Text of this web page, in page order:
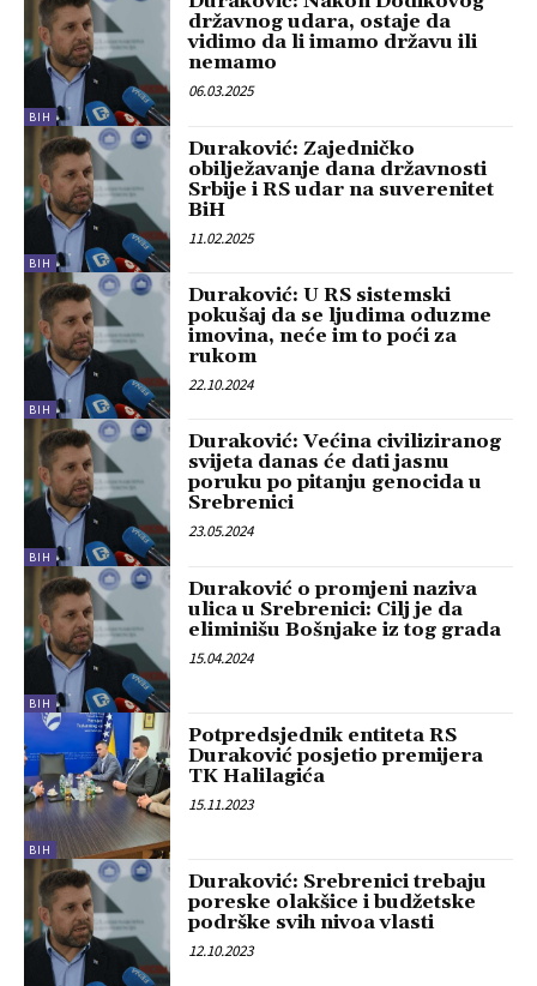
BIH
državnog udara, ostaje da
vidimo da li imamo državu ili
nemamo
06.03.2025
BIH
Duraković: Zajedničko
obilježavanje dana državnosti
Srbije i RS udar na suverenitet
BiH
11.02.2025
BIH
Duraković: U RS sistemski
pokušaj da se ljudima oduzme
imovina, neće im to poći za
rukom
22.10.2024
BIH
Duraković: Većina civiliziranog
svijeta danas će dati jasnu
poruku po pitanju genocida u
Srebrenici
23.05.2024
BIH
Duraković o promjeni naziva
ulica u Srebrenici: Cilj je da
eliminišu Bošnjake iz tog grada
15.04.2024
BIH
Potpredsjednik entiteta RS
Duraković posjetio premijera
TK Halilagića
15.11.2023
Duraković: Srebrenici trebaju
poreske olakšice i budžetske
podrške svih nivoa vlasti
12.10.2023